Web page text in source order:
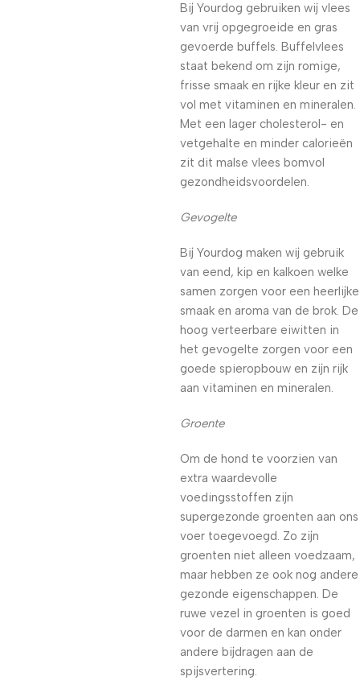
Bij Yourdog gebruiken wij vlees
van vrij opgegroeide en gras
gevoerde buffels. Buffelvlees
staat bekend om zijn romige,
frisse smaak en rijke kleur en zit
vol met vitaminen en mineralen.
Met een lager cholesterol- en
vetgehalte en minder calorieën
zit dit malse vlees bomvol
gezondheidsvoordelen.
Gevogelte
Bij Yourdog maken wij gebruik
van eend, kip en kalkoen welke
samen zorgen voor een heerlijke
smaak en aroma van de brok. De
hoog verteerbare eiwitten in
het gevogelte zorgen voor een
goede spieropbouw en zijn rijk
aan vitaminen en mineralen.
Groente
Om de hond te voorzien van
extra waardevolle
voedingsstoffen zijn
supergezonde groenten aan ons
voer toegevoegd. Zo zijn
groenten niet alleen voedzaam,
maar hebben ze ook nog andere
gezonde eigenschappen. De
ruwe vezel in groenten is goed
voor de darmen en kan onder
andere bijdragen aan de
spijsvertering.